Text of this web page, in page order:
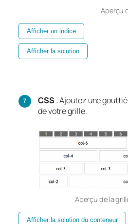
Aperçu
Afficher un indice
Afficher la solution
CSS : Ajoutez une
de votre grille.
Aperçu de la
Afficher la solution du conteneur